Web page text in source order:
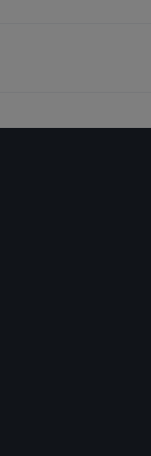
Char and Craft Beer
鲜的味道
龙坎 - Clarke Quay
餐廳